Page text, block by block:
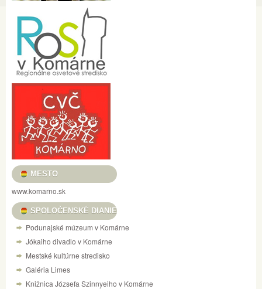
MESTO
www.komarno.sk
SPOLOČENSKÉ DIANIE
Podunajské múzeum v Komárne
Jókaiho divadlo v Komárne
Mestské kultúrne stredisko
Galéria Limes
Knižnica Józsefa Szinnyeiho v Komárne